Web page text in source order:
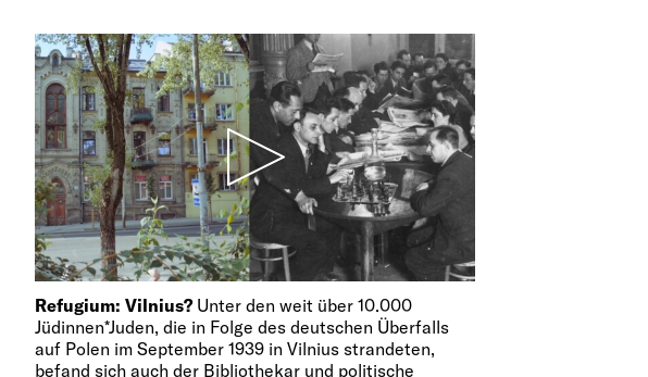
Refugium: Vilnius? Unter den weit über 10.000
Jüdinnen*Juden, die in Folge des deutschen Überfalls
auf Polen im September 1939 in Vilnius strandeten,
befand sich auch der Bibliothekar und politische